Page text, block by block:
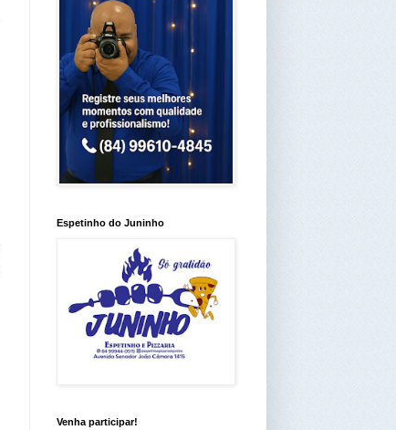
Espetinho do Juninho
Venha participar!